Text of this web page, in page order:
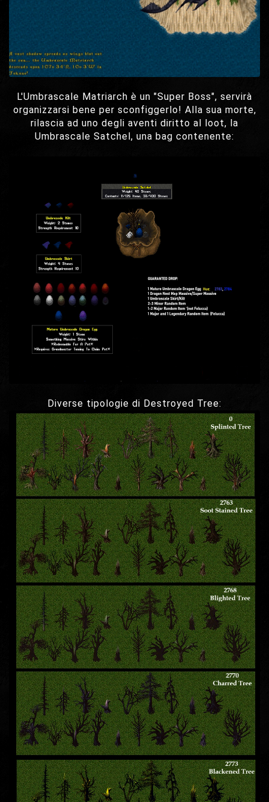
L'Umbrascale Matriarch è un "Super Boss", servirà
organizzarsi bene per sconfiggerlo! Alla sua morte,
rilascia ad uno degli aventi diritto al loot, la
Umbrascale Satchel, una bag contenente:
Diverse tipologie di Destroyed Tree: